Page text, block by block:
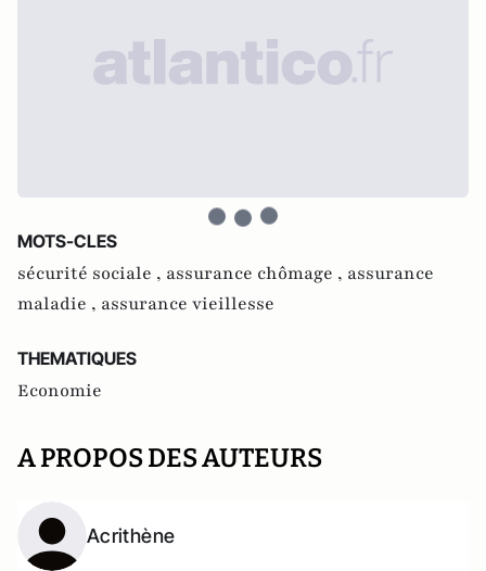
MOTS-CLES
sécurité sociale , assurance chômage , assurance
maladie , assurance vieillesse
THEMATIQUES
Economie
A PROPOS DES AUTEURS
Acrithène